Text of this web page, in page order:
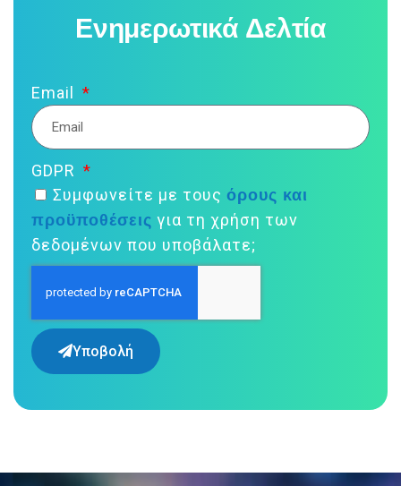
Ενημερωτικά Δελτία
Email
GDPR
Συμφωνείτε με τους όρους και
προϋποθέσεις για τη χρήση των
δεδομένων που υποβάλατε;
Υποβολή